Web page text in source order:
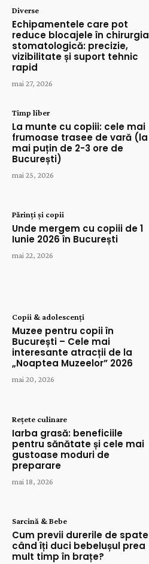
Diverse
Echipamentele care pot
reduce blocajele în chirurgia
stomatologică: precizie,
vizibilitate și suport tehnic
rapid
mai 27, 2026
Timp liber
La munte cu copiii: cele mai
frumoase trasee de vară (la
mai puțin de 2-3 ore de
București)
mai 25, 2026
Părinți și copii
Unde mergem cu copiii de 1
Iunie 2026 în București
mai 22, 2026
Copii & adolescenți
Muzee pentru copii în
București – Cele mai
interesante atracții de la
„Noaptea Muzeelor” 2026
mai 20, 2026
Rețete culinare
Iarba grasă: beneficiile
pentru sănătate și cele mai
gustoase moduri de
preparare
mai 18, 2026
Sarcină & Bebe
Cum previi durerile de spate
când îți duci bebelușul prea
mult timp în brațe?